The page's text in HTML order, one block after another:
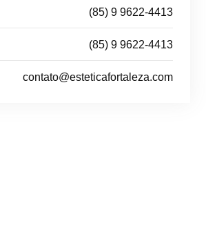
(85) 9 9622-4413
(85) 9 9622-4413
contato@esteticafortaleza.com